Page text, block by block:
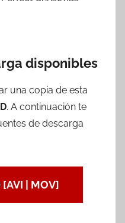
disponibles
una copia de esta
. A continuación te
de descarga
| MOV]